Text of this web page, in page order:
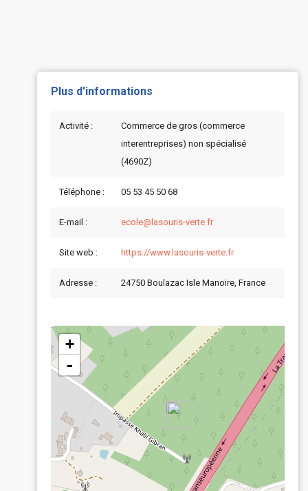
Plus d'informations
Activité :
Commerce de gros (commerce
interentreprises) non spécialisé
(4690Z)
Téléphone : 05 53 45 50 68
E-mail : ecole@lasouris-verte.fr
Site web : https://www.lasouris-verte.fr
Adresse : 24750 Boulazac Isle Manoire, France
+
-